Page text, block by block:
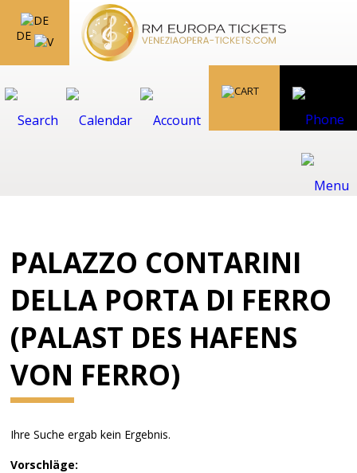
DE
PALAZZO CONTARINI
DELLA PORTA DI FERRO
(PALAST DES HAFENS
VON FERRO)
Ihre Suche ergab kein Ergebnis.
Vorschläge: